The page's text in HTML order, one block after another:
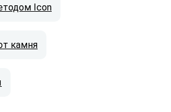
Icon
камня